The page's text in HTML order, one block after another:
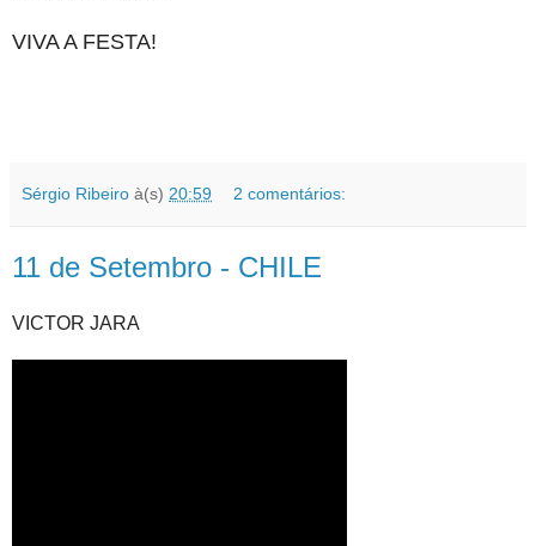
VIVA A FESTA!
Sérgio Ribeiro à(s) 20:59 2 comentários:
11 de Setembro - CHILE
VICTOR JARA